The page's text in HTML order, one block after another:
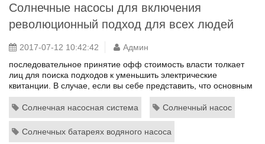
Солнечные насосы для включения
революционный подход для всех людей
2017-07-12 10:42:42
Админ
последовательное принятие офф стоимость власти толкает
лиц для поиска подходов к уменьшить электрические
квитанции. В случае, если вы себе представить, что основным
способом, вы можете падение вниз ваши расходы на
электроэнергию, прекратив с использованием переменного
тока оборудования, музыкальные рамки и другие реальные
аппараты, пересмотреть. Солнечный свет на власть,
несомненно, чистый источни...
Солнечная насосная система Солнечный насос
Солнечных батареях водяного насоса